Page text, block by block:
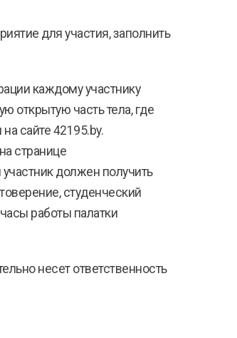
для участия, заполнить
каждому участнику
открытую часть тела, где
сайте 42195.by.
странице
должен получить
студенческий
работы палатки
несет ответственность